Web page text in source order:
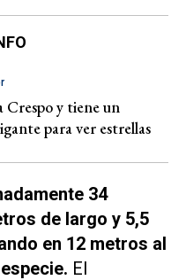
Crespo y tiene un
para ver estrellas
34
de largo y 5,5
en 12 metros al
El